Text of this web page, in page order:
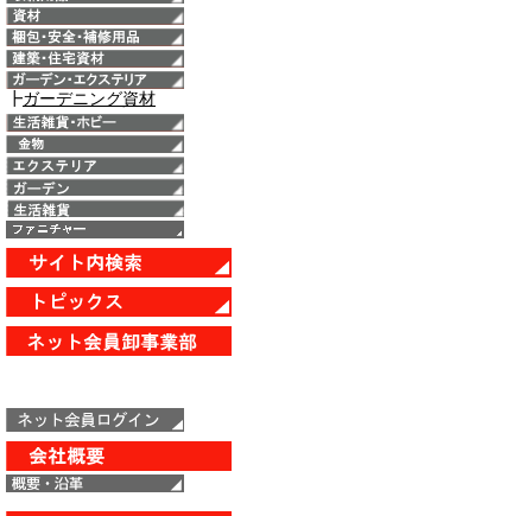
┣ガーデニング資材